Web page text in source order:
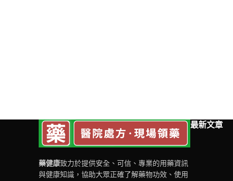
藥健康致力於提供安全、可信、專業的用藥資訊
與健康知識，協助大眾正確了解藥物功效、使用
最新文章